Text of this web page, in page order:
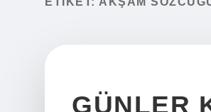
GÜNLER